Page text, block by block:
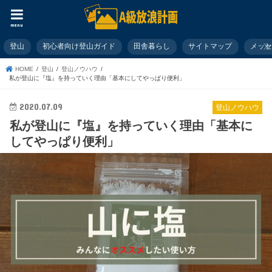
menu
登山 初心者向け登山ガイド 田舎暮らし サイトマップ メッ
HOME 登山
登山ノウハウ
私が登山に『塩』を持っていく理由「基本にしてやっぱり便利」
登山ノウハウ
2020.07.09
私が登山に『塩』を持っていく理由「基本に
してやっぱり便利」